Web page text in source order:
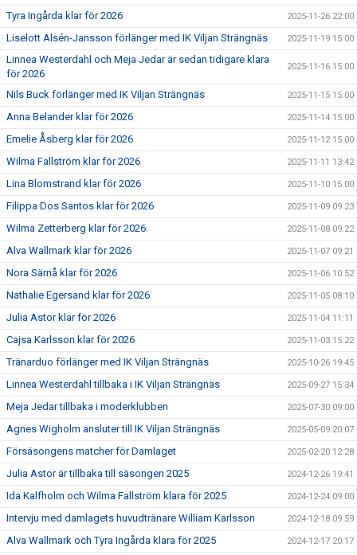
Tyra Ingårda klar för 2026 2025-11-26 22:00
Liselott Alsén-Jansson förlänger med IK Viljan Strängnäs 2025-11-19 15:00
Linnea Westerdahl och Meja Jedar är sedan tidigare klara
för 2026
2025-11-16 15:00
Nils Buck förlänger med IK Viljan Strängnäs 2025-11-15 15:00
Anna Belander klar för 2026 2025-11-14 15:00
Emelie Åsberg klar för 2026 2025-11-12 15:00
Wilma Fallström klar för 2026 2025-11-11 13:42
Lina Blomstrand klar för 2026 2025-11-10 15:00
Filippa Dos Santos klar för 2026 2025-11-09 09:23
Wilma Zetterberg klar för 2026 2025-11-08 09:22
Alva Wallmark klar för 2026 2025-11-07 09:21
Nora Särnå klar för 2026 2025-11-06 10:52
Nathalie Egersand klar för 2026 2025-11-05 08:10
Julia Astor klar för 2026 2025-11-04 11:11
Cajsa Karlsson klar för 2026 2025-11-03 15:22
Tränarduo förlänger med IK Viljan Strängnäs 2025-10-26 19:45
Linnea Westerdahl tillbaka i IK Viljan Strängnäs 2025-09-27 15:34
Meja Jedar tillbaka i moderklubben 2025-07-30 09:00
Agnes Wigholm ansluter till IK Viljan Strängnäs 2025-05-09 20:07
Försäsongens matcher för Damlaget 2025-02-20 12:28
Julia Astor är tillbaka till säsongen 2025 2024-12-26 19:41
Ida Kalfholm och Wilma Fallström klara för 2025 2024-12-24 09:00
Intervju med damlagets huvudtränare William Karlsson 2024-12-18 09:59
Alva Wallmark och Tyra Ingårda klara för 2025 2024-12-17 20:17